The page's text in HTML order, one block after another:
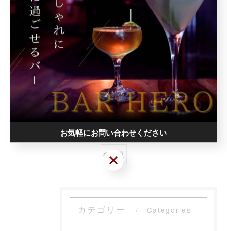
< 前のページ 一覧に戻る 次のページ >
関連タグ
#堺東
カテゴリー Categories
お気軽にお問い合わせください
お気軽にお問い合わせください